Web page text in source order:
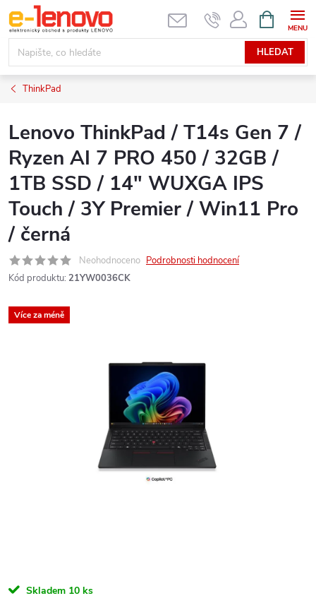
Přejít
na
obsah
HLEDAT
NÁKUPNÍ
KOŠÍK
ThinkPad
Lenovo ThinkPad / T14s Gen 7 /
Ryzen AI 7 PRO 450 / 32GB /
1TB SSD / 14" WUXGA IPS
Touch / 3Y Premier / Win11 Pro
/ černá
Neohodnoceno Podrobnosti hodnocení
Kód produktu: 21YW0036CK
Více za méně
Skladem 10 ks